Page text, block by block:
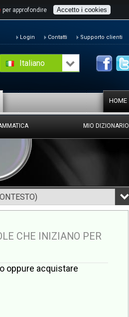
per approfondire Accetto i cookies
Italiano
Login Contatti Supporto clienti
HOME
MIO DIZIONARIO
CHE INIZIANO PER
oppure acquistare